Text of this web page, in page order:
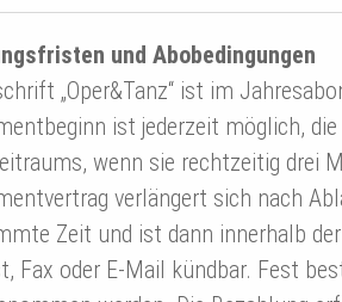
und Abobedingungen
„Oper&Tanz“ ist im
ist jederzeit möglich,
wenn sie rechtzeitig drei
verlängert sich nach
Zeit und ist dann innerhalb
Fax oder E-Mail kündbar. Fest